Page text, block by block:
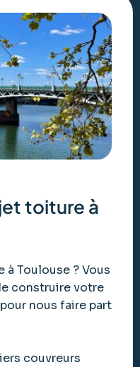
toiture à
Toulouse ? Vous
construire votre
nous faire part
couvreurs